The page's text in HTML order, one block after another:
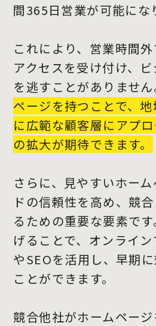
間365日営業が可能にな
これにより、営業時間
アクセスを受け付け、
を逃すことがありません
ページを持つことで、
に広範な顧客層にアプ
の拡大が期待できます。
さらに、見やすいホー
ドの信頼性を高め、競
るための重要な要素で
げることで、オンライ
やSEOを活用し、早期
ことができます。
競合他社がホームペー